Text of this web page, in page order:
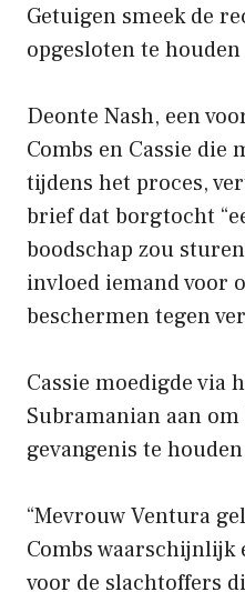
Getuigen smeek de
opgesloten te houden
Deonte Nash, een
Combs en Cassie die
tijdens het proces,
brief dat borgtocht
boodschap zou
invloed iemand voor
beschermen tegen
Cassie moedigde via
Subramanian aan
gevangenis te
“Mevrouw Ventura
Combs waarschijnlijk
voor de slachtoffers